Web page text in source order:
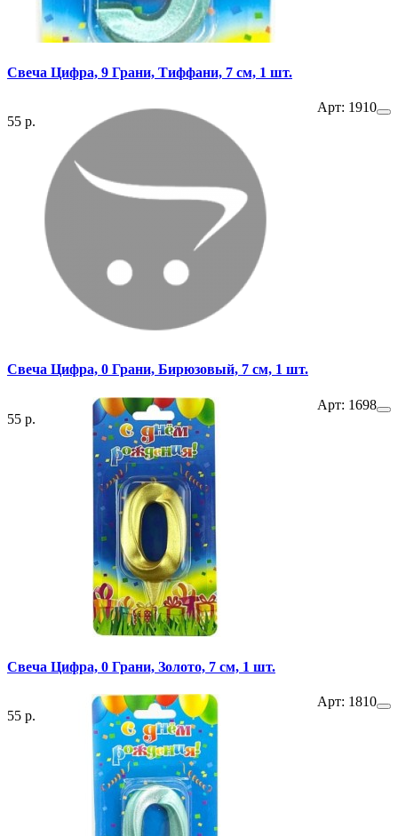
Свеча Цифра, 9 Грани, Тиффани, 7 см, 1 шт.
55 р.
Арт: 1910
Свеча Цифра, 0 Грани, Бирюзовый, 7 см, 1 шт.
55 р.
Арт: 1698
Свеча Цифра, 0 Грани, Золото, 7 см, 1 шт.
55 р.
Арт: 1810